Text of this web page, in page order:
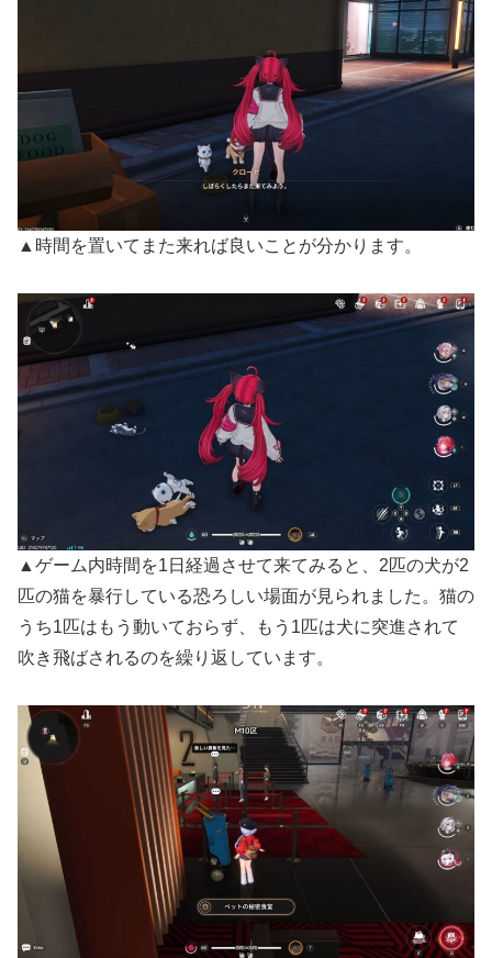
▲時間を置いてまた来れば良いことが分かります。
▲ゲーム内時間を1日経過させて来てみると、2匹の犬が2
匹の猫を暴行している恐ろしい場面が見られました。猫の
うち1匹はもう動いておらず、もう1匹は犬に突進されて
吹き飛ばされるのを繰り返しています。